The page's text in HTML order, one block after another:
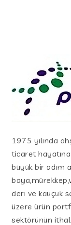
1975 yılında
ticaret
büyük bir adım
deri ve kauçuk
üzere ürün
sektörünün